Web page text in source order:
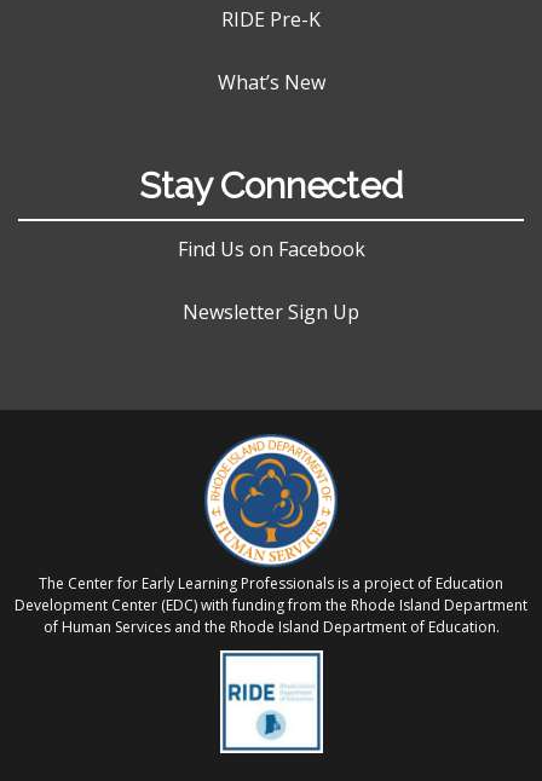
RIDE Pre-K
What’s New
Stay Connected
Find Us on Facebook
Newsletter Sign Up
The Center for Early Learning Professionals is a project of Education
Development Center (EDC) with funding from the Rhode Island Department
of Human Services and the Rhode Island Department of Education.